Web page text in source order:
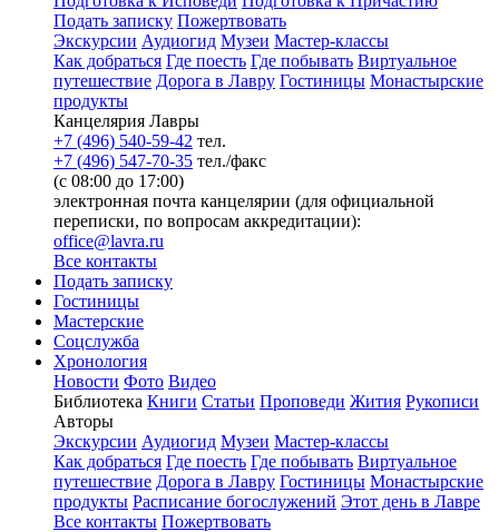
Подать записку Пожертвовать
Экскурсии Аудиогид Музеи Мастер-классы
Как добраться Где поесть Где побывать Виртуальное
путешествие Дорога в Лавру Гостиницы Монастырские
продукты
Канцелярия Лавры
+7 (496) 540-59-42 тел.
+7 (496) 547-70-35 тел./факс
(с 08:00 до 17:00)
электронная почта канцелярии (для официальной
переписки, по вопросам аккредитации):
office@lavra.ru
Все контакты
Подать записку
Гостиницы
Мастерские
Соцслужба
Хронология
Новости Фото Видео
Библиотека Книги Статьи Проповеди Жития Рукописи
Авторы
Экскурсии Аудиогид Музеи Мастер-классы
Как добраться Где поесть Где побывать Виртуальное
путешествие Дорога в Лавру Гостиницы Монастырские
продукты Расписание богослужений Этот день в Лавре
Все контакты Пожертвовать